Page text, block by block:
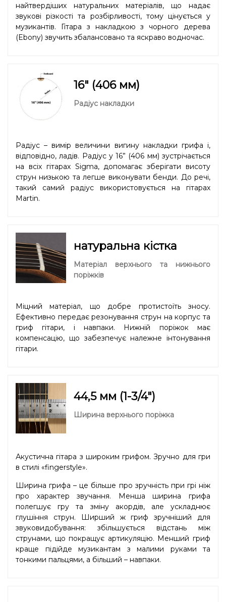
найтвердіших натуральних матеріалів, що надає
звукові різкості та розбірливості, тому цінується у
музикантів. Гітара з накладкою з чорного дерева
(Ebony) звучить збалансовано та яскраво водночас.
16" (406 мм)
Радіус накладки
Радіус – вимір величини вигину накладки грифа і,
відповідно, ладів. Радіус у 16” (406 мм) зустрічається
на всіх гітарах Sigma, допомагає зберігати висоту
струн низькою та легше виконувати бенди. До речі,
такий самий радіус використовується на гітарах
Martin.
натуральна кістка
Матеріал верхнього та нижнього
поріжків
Міцний матеріал, що добре протистоїть зносу.
Ефективно передає резонування струн на корпус та
гриф гітари, і навпаки. Нижній поріжок має
компенсацію, що забезпечує належне інтонування
гітари.
44,5 мм (1-3/4″)
Ширина верхнього поріжка
Акустична гітара з широким грифом. Зручно для гри
в стилі «fingerstyle».
Ширина грифа – це більше про зручність при грі ніж
про характер звучання. Менша ширина грифа
полегшує гру та зміну акордів, але ускладнює
глушіння струн. Ширший ж гриф зручніший для
звуковидобування: збільшується відстань між
струнами, що покращує артикуляцію. Менший гриф
краще підійде музикантам з малими руками та
тонкими пальцями, а більший – навпаки.